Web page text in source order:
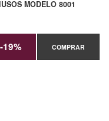
MODELO 8001
-19% COMPRAR